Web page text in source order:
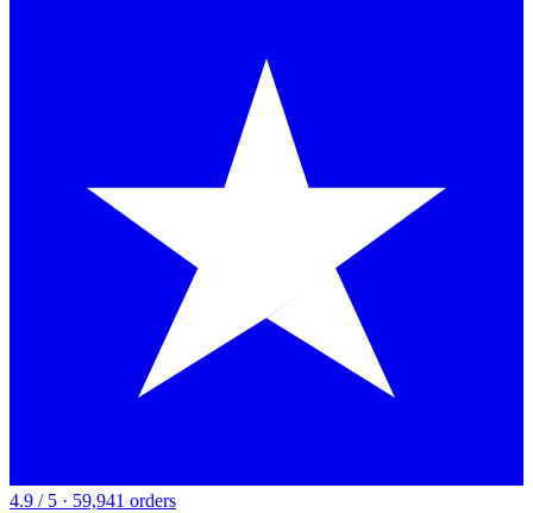
4.9 / 5 · 59,941 orders